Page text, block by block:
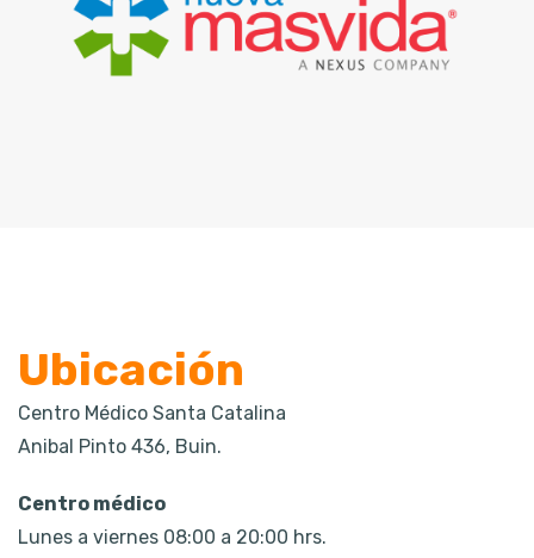
Ubicación
Centro Médico Santa Catalina
Anibal Pinto 436, Buin.
Centro médico
Lunes a viernes 08:00 a 20:00 hrs.